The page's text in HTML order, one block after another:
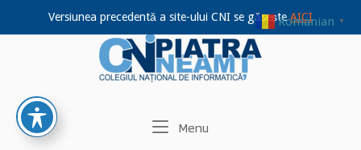
Versiunea precedentă a site-ului CNI se găseșteAICI
Home
Menu
Romanian ▼